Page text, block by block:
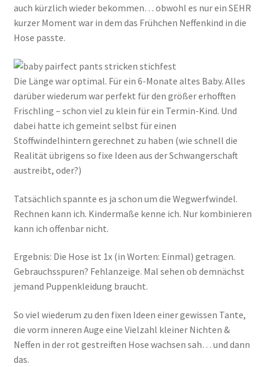
auch kürzlich wieder bekommen… obwohl es nur ein SEHR
kurzer Moment war in dem das Frühchen Neffenkind in die
Hose passte.
Die Länge war optimal. Für ein 6-Monate altes Baby. Alles
darüber wiederum war perfekt für den größer erhofften
Frischling – schon viel zu klein für ein Termin-Kind. Und
dabei hatte ich gemeint selbst für einen
Stoffwindelhintern gerechnet zu haben (wie schnell die
Realität übrigens so fixe Ideen aus der Schwangerschaft
austreibt, oder?)
Tatsächlich spannte es ja schon um die Wegwerfwindel.
Rechnen kann ich. Kindermaße kenne ich. Nur kombinieren
kann ich offenbar nicht.
Ergebnis: Die Hose ist 1x (in Worten: Einmal) getragen.
Gebrauchsspuren? Fehlanzeige. Mal sehen ob demnächst
jemand Puppenkleidung braucht.
So viel wiederum zu den fixen Ideen einer gewissen Tante,
die vorm inneren Auge eine Vielzahl kleiner Nichten &
Neffen in der rot gestreiften Hose wachsen sah… und dann
das.